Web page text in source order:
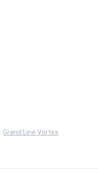
Grand Line Vortex